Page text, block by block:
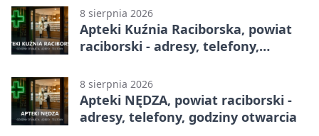
8 sierpnia 2026
Apteki Kuźnia Raciborska, powiat
raciborski - adresy, telefony,
8 sierpnia 2026
Apteki NĘDZA, powiat raciborski -
adresy, telefony, godziny otwarcia